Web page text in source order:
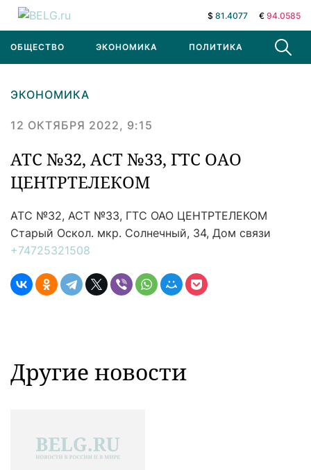
$ 81.4077 € 94.0585
ОБЩЕСТВО ЭКОНОМИКА ПОЛИТИКА В МИРЕ
ЭКОНОМИКА
12 ОКТЯБРЯ 2022, 9:15
АТС №32, АСТ №33, ГТС ОАО
ЦЕНТРТЕЛЕКОМ
АТС №32, АСТ №33, ГТС ОАО ЦЕНТРТЕЛЕКОМ
Старый Оскол. мкр. Солнечный, 34, Дом связи
+74725321508
Другие новости